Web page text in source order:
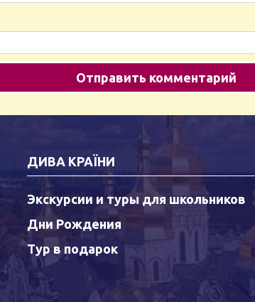
ДИВА КРАЇНИ
Экскурсии и туры для школьников
Дни Рождения
Тур в подарок